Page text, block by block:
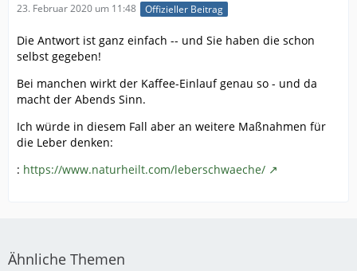
23. Februar 2020 um 11:48 Offizieller Beitrag
Die Antwort ist ganz einfach -- und Sie haben die schon
selbst gegeben!
Bei manchen wirkt der Kaffee-Einlauf genau so - und da
macht der Abends Sinn.
Ich würde in diesem Fall aber an weitere Maßnahmen für
die Leber denken:
: https://www.naturheilt.com/leberschwaeche/
Ähnliche Themen